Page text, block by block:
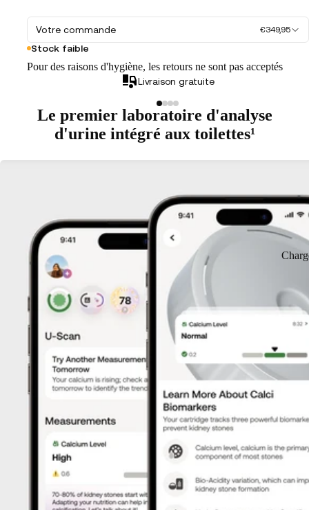
Votre commande €349,95
Stock faible
Pour des raisons d'hygiène, les retours ne sont pas acceptés
Livraison gratuite
Le premier laboratoire d'analyse
d'urine intégré aux toilettes¹